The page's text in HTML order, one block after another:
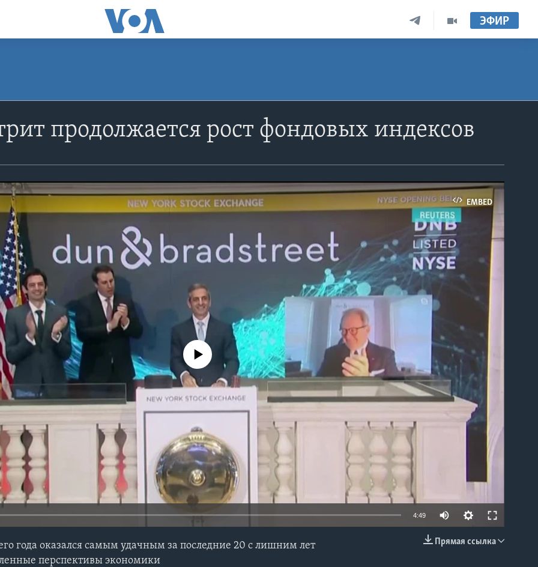
ЭФИР
продолжается рост фондовых индексов
EMBED
No media source currently available
4:49
Прямая ссылка
года оказался самым удачным за последние 20 с лишним лет
перспективы экономики